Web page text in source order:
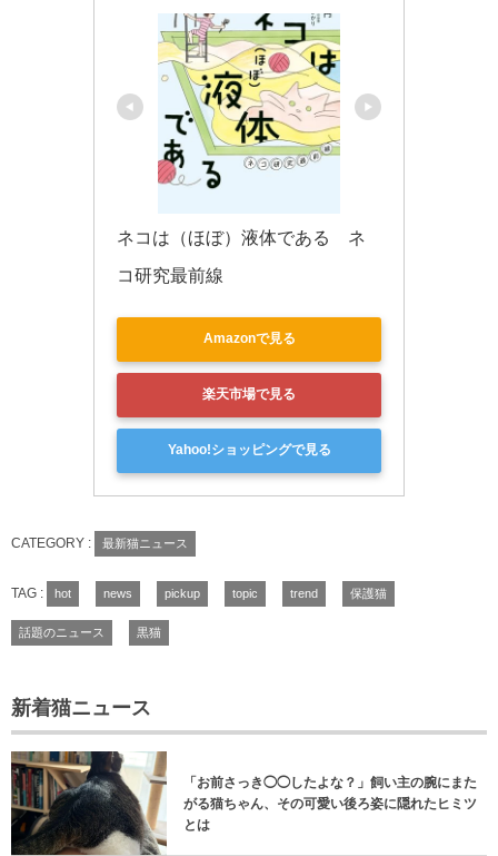
ネコは（ほぼ）液体である　ネ
コ研究最前線
Amazonで見る
楽天市場で見る
Yahoo!ショッピングで見る
CATEGORY : 最新猫ニュース
TAG : hot news pickup topic trend 保護猫
話題のニュース 黒猫
新着猫ニュース
「お前さっき◯◯したよな？」飼い主の腕にまた
がる猫ちゃん、その可愛い後ろ姿に隠れたヒミツ
とは